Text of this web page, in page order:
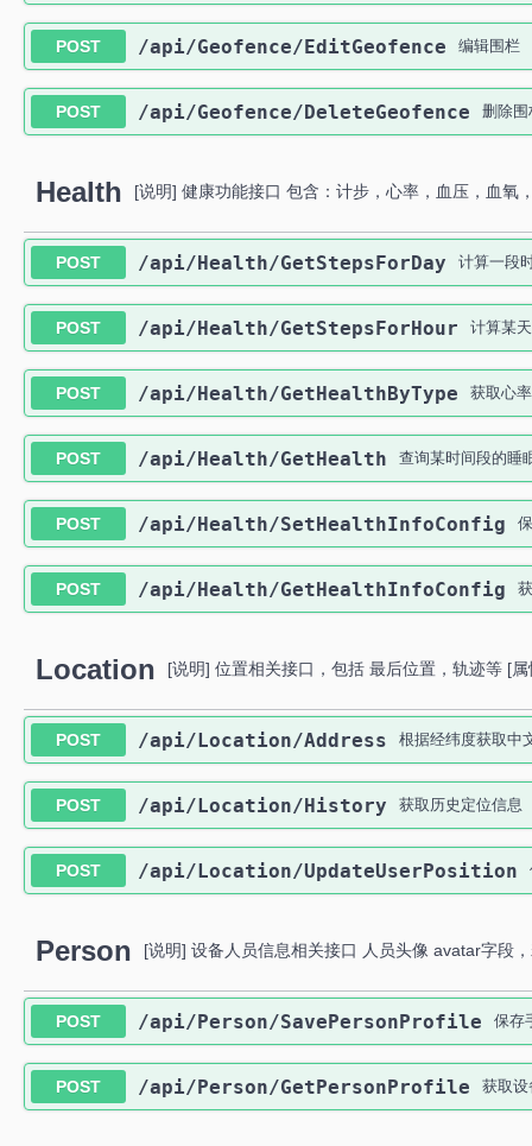
POST ​/api​/Geofence​/EditGeofence 编辑围栏
POST ​/api​/Geofence​/DeleteGeofence 删除围
Health [说明] 健康功能接口 包含：计步，心率，血压，血氧
POST ​/api​/Health​/GetStepsForDay 计算一段
POST ​/api​/Health​/GetStepsForHour 计算某
POST ​/api​/Health​/GetHealthByType 获取心
POST ​/api​/Health​/GetHealth 查询某时间段的睡
POST ​/api​/Health​/SetHealthInfoConfig
POST ​/api​/Health​/GetHealthInfoConfig
Location [说明] 位置相关接口，包括 最后位置，轨迹等 [
POST ​/api​/Location​/Address 根据经纬度获取中
POST ​/api​/Location​/History 获取历史定位信息
POST ​/api​/Location​/UpdateUserPosition
Person [说明] 设备人员信息相关接口 人员头像 avatar字段
POST ​/api​/Person​/SavePersonProfile 保存
POST ​/api​/Person​/GetPersonProfile 获取